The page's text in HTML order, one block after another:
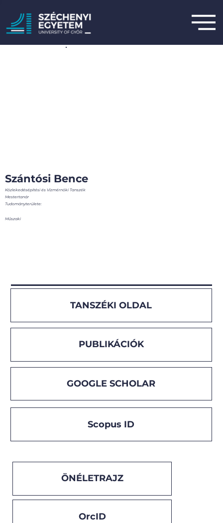
Közlekedésépítési és Vízmérnöki Tanszék
Szántósi Bence
Mestertanár
Tudományterülete:
Műszaki
TANSZÉKI OLDAL
PUBLIKÁCIÓK
GOOGLE SCHOLAR
Scopus ID
ÖNÉLETRAJZ
OrcID